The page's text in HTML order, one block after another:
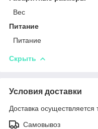
Вес
Питание
Питание
Скрыть
Условия доставки
Доставка осуществляется
Самовывоз